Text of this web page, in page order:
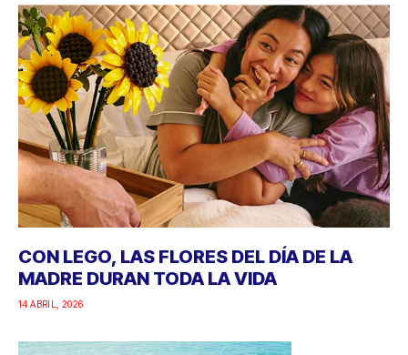
CON LEGO, LAS FLORES DEL DÍA DE LA
MADRE DURAN TODA LA VIDA
14 ABRIL, 2026